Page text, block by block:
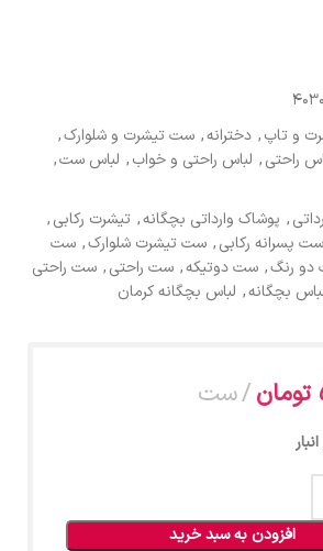
و تاپ, دخترانه, ست تیشرت و شلوارک,
راحتی, لباس راحتی و خواب, لباس ست,
, پوشاک وارداتی بچگانه, تیشرت رکابی,
ست پسرانه رکابی, ست تیشرت شلوارک, ست
رنگ, ست دوتیکه, ست راحتی, ست راحتی
بچگانه, لباس بچگانه کرمان
تومان ست
افزودن به سبد خرید